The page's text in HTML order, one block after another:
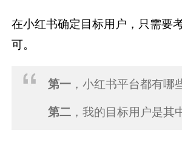
在小红书确定目标用户，只需要
可。
第一，小红书平台都有哪
第二，我的目标用户是其